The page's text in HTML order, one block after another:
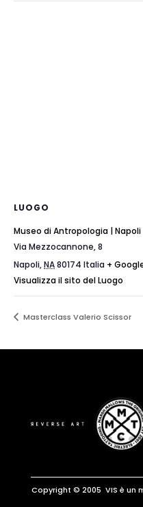
LUOGO
Museo di Antropologia | Napoli
Via Mezzocannone, 8
Napoli,NA80174 Italia +
Visualizza il sito del Luogo
Masterclass Valerio Scissor
Copyright © 2005 VIS è un